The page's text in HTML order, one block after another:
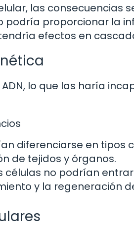
las consecuencias
podría proporcionar la
efectos en
lo que las haría
diferenciarse en tipos
de tejidos y órganos.
células no podrían
y la regeneración